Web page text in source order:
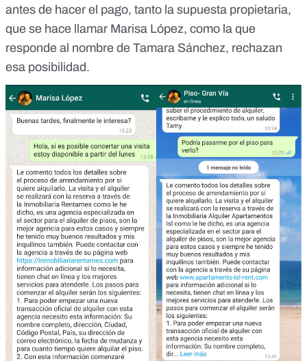
antes de hacer el pago, tanto la supuesta propietaria,
que se hace llamar Marisa López, como la que
responde al nombre de Tamara Sánchez, rechazan
esa posibilidad.